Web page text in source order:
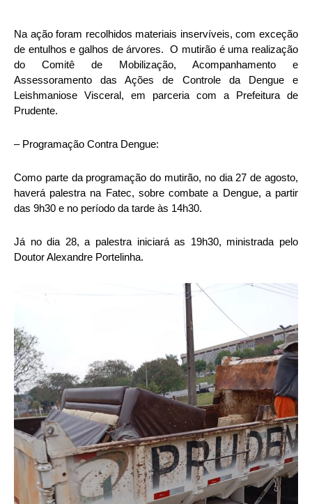
Na ação foram recolhidos materiais inservíveis, com exceção
de entulhos e galhos de árvores. O mutirão é uma realização
do Comitê de Mobilização, Acompanhamento e
Assessoramento das Ações de Controle da Dengue e
Leishmaniose Visceral, em parceria com a Prefeitura de
Prudente.
– Programação Contra Dengue:
Como parte da programação do mutirão, no dia 27 de agosto,
haverá palestra na Fatec, sobre combate a Dengue, a partir
das 9h30 e no período da tarde às 14h30.
Já no dia 28, a palestra iniciará as 19h30, ministrada pelo
Doutor Alexandre Portelinha.